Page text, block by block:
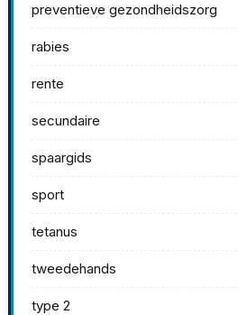
preventieve gezondheidszorg
rabies
rente
secundaire
spaargids
sport
tetanus
tweedehands
type 2